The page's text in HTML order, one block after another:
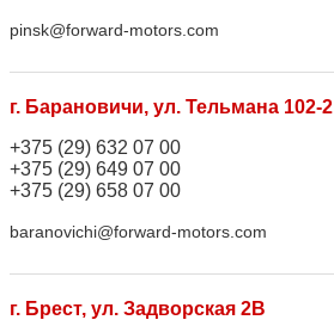
pinsk@forward-motors.com
г. Барановичи, ул. Тельмана 102-2
+375 (29) 632 07 00
+375 (29) 649 07 00
+375 (29) 658 07 00
baranovichi@forward-motors.com
г. Брест, ул. Задворская 2В